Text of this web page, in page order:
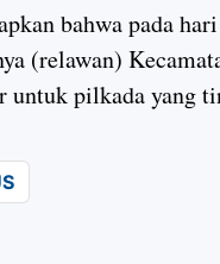
bahwa pada
(relawan)
untuk pilkada yang